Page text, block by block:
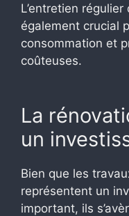
L’entretien
également crucial
consommation et
coûteuses.
La
un
Bien que les
représentent un
important, ils